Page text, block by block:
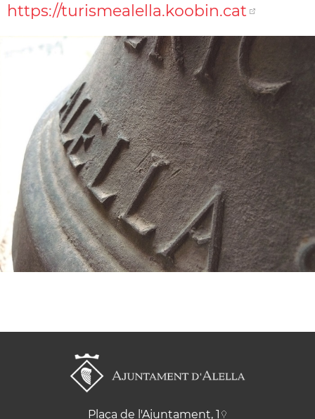
https://turismealella.koobin.cat
Plaça de l'Ajuntament, 1